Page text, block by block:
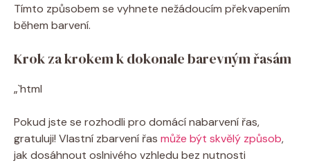
Tímto způsobem se vyhnete nežádoucím překvapením
během barvení.
Krok za krokem k dokonale barevným řasám
„`html
Pokud jste se rozhodli pro domácí nabarvení řas,
gratuluji! Vlastní zbarvení řas může být skvělý způsob,
jak dosáhnout oslnivého vzhledu bez nutnosti